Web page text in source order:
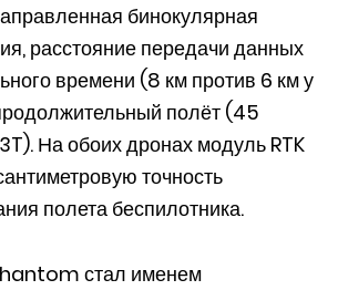
бинокулярная
расстояние передачи данных
времени (8 км против 6 км у
полёт (45
На обоих дронах модуль RTK
точность
полета беспилотника.
стал именем